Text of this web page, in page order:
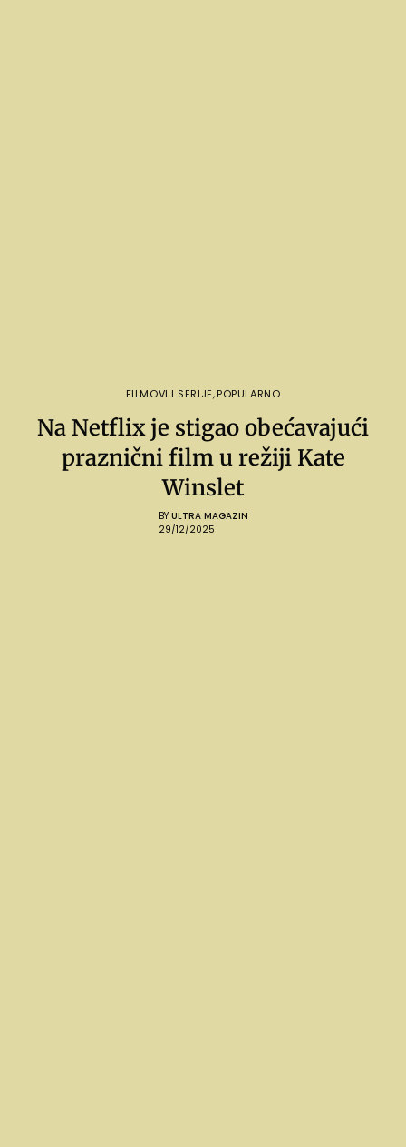
FILMOVI I SERIJE,POPULARNO
Na Netflix je stigao obećavajući
praznični film u režiji Kate
Winslet
BY ULTRA MAGAZIN
29/12/2025